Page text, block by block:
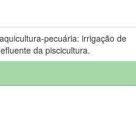
pecuária: irrigação de
da piscicultura.